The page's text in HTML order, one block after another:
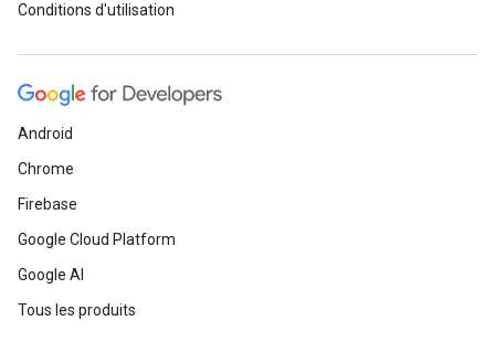
Conditions d'utilisation
Android
Chrome
Firebase
Google Cloud Platform
Google AI
Tous les produits